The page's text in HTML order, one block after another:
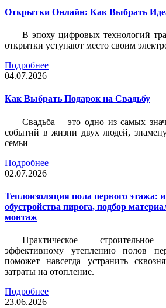
Открытки Онлайн: Как Выбрать
В эпоху цифровых технологий
открытки уступают место своим
Подробнее
04.07.2026
Как Выбрать Подарок на Свадьбу
Свадьба – это одно из самых
событий в жизни двух людей,
семьи
Подробнее
02.07.2026
Теплоизоляция пола первого этажа:
обустройства пирога, подбор
монтаж
Практическое
эффективному утеплению полов
поможет навсегда устранить
затраты на отопление.
Подробнее
23.06.2026